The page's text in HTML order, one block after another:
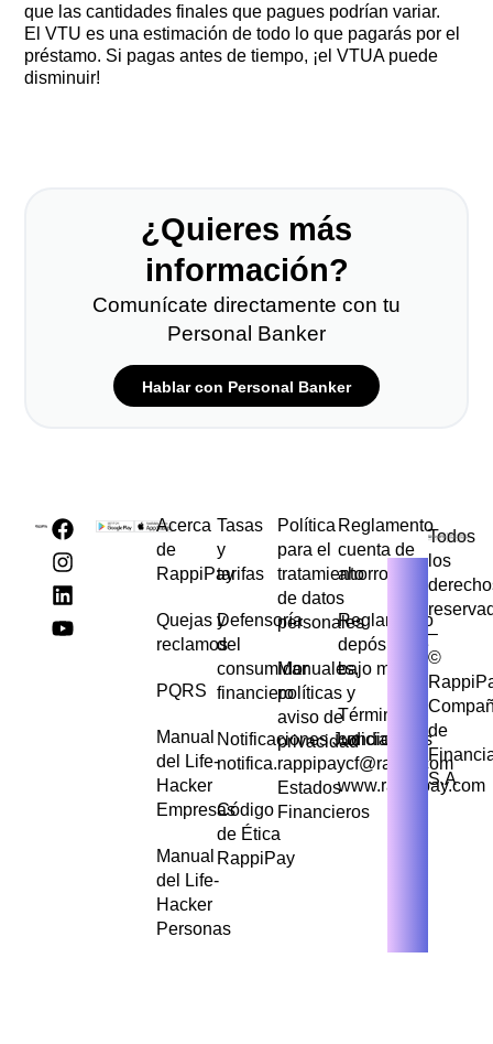
que las cantidades finales que pagues podrían variar.
El VTU es una estimación de todo lo que pagarás por el
préstamo. Si pagas antes de tiempo, ¡el VTUA puede
disminuir!
¿Quieres más
información?
Comunícate directamente con tu
Personal Banker
Hablar con Personal Banker
Acerca
de
RappiPay
Quejas y
reclamos
PQRS
Manual
del Life-
Hacker
Empresas
Manual
del Life-
Hacker
Personas
Tasas
y
tarifas
Defensoría
del
consumidor
financiero
Notificaciones Judiciales
notifica.rappipaycf@rappi.com
Código
de Ética
RappiPay
Política
para el
tratamiento
de datos
personales
Manuales,
políticas y
aviso de
privacidad
Estados
Financieros
Reglamento
cuenta de
ahorros
Reglamento
depósito de
bajo monto
Términos y
condiciones
www.rappipay.com
Todos
los
–
©
de
S.A